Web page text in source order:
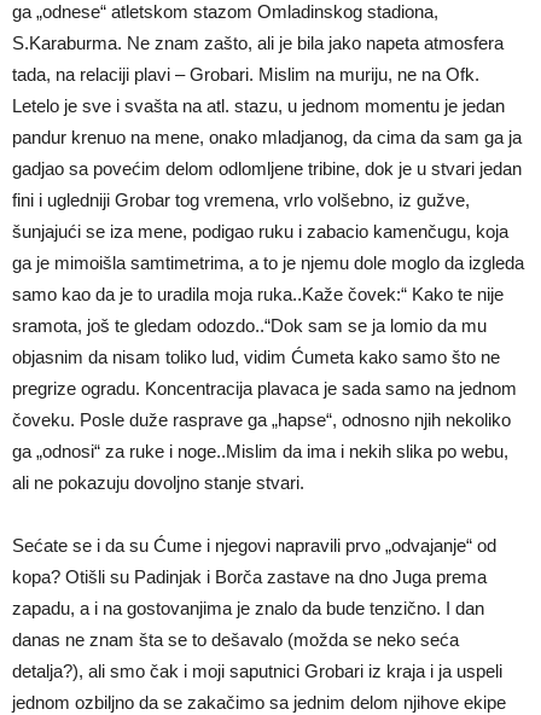
ga „odnese“ atletskom stazom Omladinskog stadiona,
S.Karaburma. Ne znam zašto, ali je bila jako napeta atmosfera
tada, na relaciji plavi – Grobari. Mislim na muriju, ne na Ofk.
Letelo je sve i svašta na atl. stazu, u jednom momentu je jedan
pandur krenuo na mene, onako mladjanog, da cima da sam ga ja
gadjao sa povećim delom odlomljene tribine, dok je u stvari jedan
fini i ugledniji Grobar tog vremena, vrlo volšebno, iz gužve,
šunjajući se iza mene, podigao ruku i zabacio kamenčugu, koja
ga je mimoišla samtimetrima, a to je njemu dole moglo da izgleda
samo kao da je to uradila moja ruka..Kaže čovek:“ Kako te nije
sramota, još te gledam odozdo..“Dok sam se ja lomio da mu
objasnim da nisam toliko lud, vidim Ćumeta kako samo što ne
pregrize ogradu. Koncentracija plavaca je sada samo na jednom
čoveku. Posle duže rasprave ga „hapse“, odnosno njih nekoliko
ga „odnosi“ za ruke i noge..Mislim da ima i nekih slika po webu,
ali ne pokazuju dovoljno stanje stvari.
Sećate se i da su Ćume i njegovi napravili prvo „odvajanje“ od
kopa? Otišli su Padinjak i Borča zastave na dno Juga prema
zapadu, a i na gostovanjima je znalo da bude tenzično. I dan
danas ne znam šta se to dešavalo (možda se neko seća
detalja?), ali smo čak i moji saputnici Grobari iz kraja i ja uspeli
jednom ozbiljno da se zakačimo sa jednim delom njihove ekipe